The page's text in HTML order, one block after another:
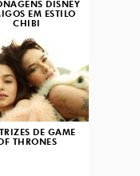
DISNEY
EM ESTILO
CHIBI
DE GAME
THRONES